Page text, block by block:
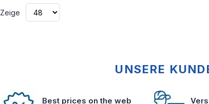
Zeige
UNSERE
Best prices on the web